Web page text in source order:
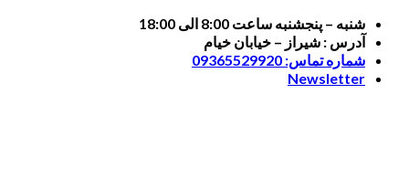
Skip
content
شنبه – پنجشنبه ساعت 8:00 الی 18:00
آدرس : شیراز – خیابان خیام
شماره تماس: 09365529920
Newsletter